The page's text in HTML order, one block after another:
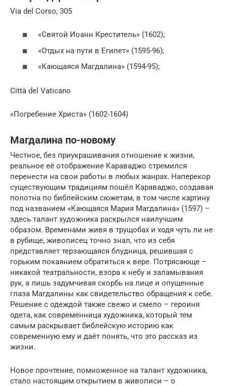
Via del Corso, 305
«Святой Иоанн Креститель» (1602);
«Отдых на пути в Египет» (1595-96);
«Кающаяся Магдалина» (1594-95);
Città del Vaticano
«Погребение Христа» (1602-1604)
Магдалина по-новому
Честное, без приукрашивания отношение к жизни,
реальное её отображение Караваджо стремился
перенести на свои работы в любых жанрах. Наперекор
существующим традициям пошёл Караваджо, создавая
полотна по библейским сюжетам, в том числе картину
под названием «Кающаяся Мария Магдалина» (1597) –
здесь талант художника раскрылся наилучшим
образом. Временами живя в трущобах и ходя чуть ли не
в рубище, живописец точно знал, что из себя
представляет терзающаяся блудница, решившая с
горьким покаянием обратиться к вере. Потрясающе –
никакой театральности, взора к небу и заламывания
рук, а лишь задумчивая скорбь на лице и опущенные
глаза Магдалины как свидетельство обращения к себе.
Решение с одеждой также свежо и смело – героиня
одета, как современница художника, который тем
самым раскрывает библейскую историю как
современную ему и даёт понять, что это рассказ из
жизни.
Новое прочтение, помноженное на талант художника,
стало настоящим открытием в живописи – о